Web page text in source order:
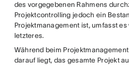
des vorgegebenen Rahmens
Projektcontrolling jedoch ein
Projektmanagement ist, umfasst
letzteres.
Während beim
darauf liegt, das gesamte Projekt